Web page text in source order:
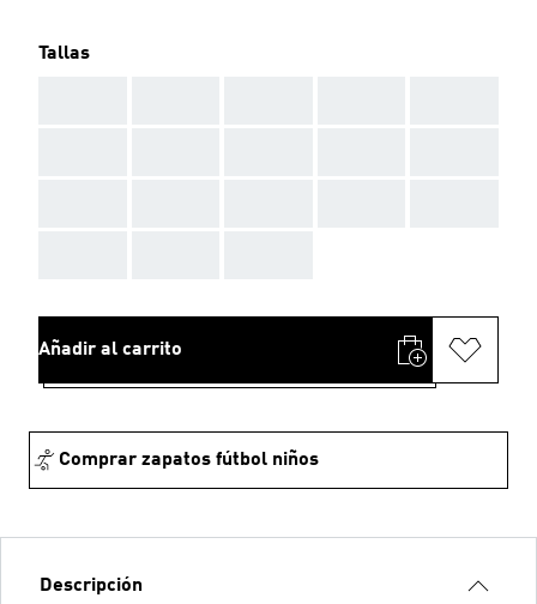
Tallas
Añadir al carrito
Comprar zapatos fútbol niños
Descripción